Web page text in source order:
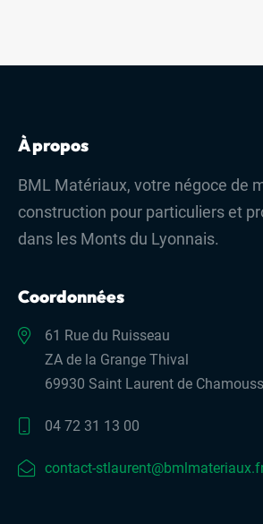
À propos
BML Matériaux, votre négoce de
construction pour particuliers et
dans les Monts du Lyonnais.
Coordonnées
61 Rue du Ruisseau
ZA de la Grange Thival
69930 Saint Laurent de
04 72 31 13 00
contact-